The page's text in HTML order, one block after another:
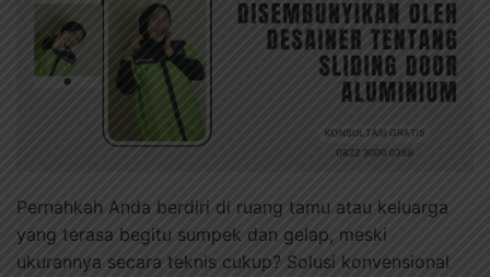
Pernahkah Anda berdiri di ruang tamu atau keluarga
yang terasa begitu sumpek dan gelap, meski
ukurannya secara teknis cukup? Solusi konvensional